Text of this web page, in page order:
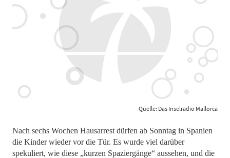
Quelle: Das Inselradio Mallorca
Nach sechs Wochen Hausarrest dürfen ab Sonntag in Spanien
die Kinder wieder vor die Tür. Es wurde viel darüber
spekuliert, wie diese „kurzen Spaziergänge“ aussehen, und die